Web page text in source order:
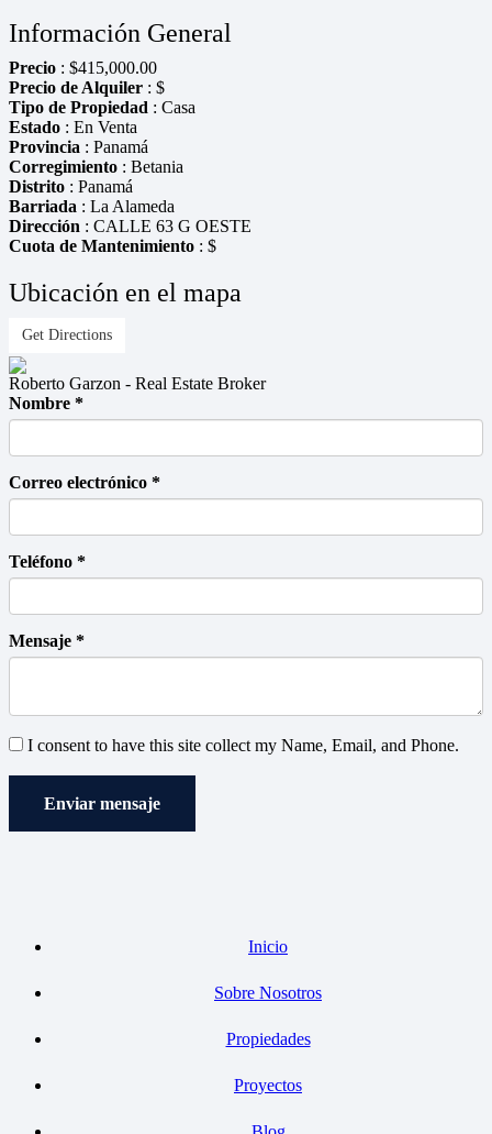
Información General
Precio : $415,000.00
Precio de Alquiler : $
Tipo de Propiedad : Casa
Estado : En Venta
Provincia : Panamá
Corregimiento : Betania
Distrito : Panamá
Barriada : La Alameda
Dirección : CALLE 63 G OESTE
Cuota de Mantenimiento : $
Ubicación en el mapa
Get Directions
Roberto Garzon - Real Estate Broker
Nombre *
Correo electrónico *
Teléfono *
Mensaje *
I consent to have this site collect my Name, Email, and Phone.
Enviar mensaje
Inicio
Sobre Nosotros
Propiedades
Proyectos